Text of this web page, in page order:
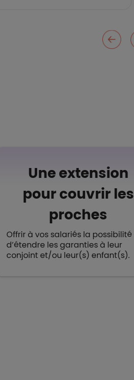
Une extension
pour couvrir les
proches
Offrir à vos salariés la possibilité
d’étendre les garanties à leur
conjoint et/ou leur(s) enfant(s).